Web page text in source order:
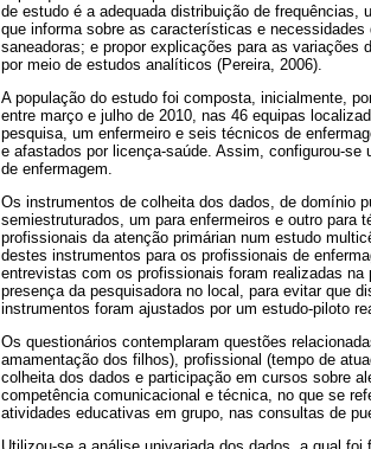
de estudo é a adequada distribuição de
que informa sobre as características e
saneadoras; e propor explicações para as variações
por meio de estudos analíticos (Pereira, 2006).
A população do estudo foi composta, inicialmente,
entre março e julho de 2010, nas 46 equipas
pesquisa, um enfermeiro e seis técnicos de
e afastados por licença-saúde. Assim, configurou-
de enfermagem.
Os instrumentos de colheita dos dados, de domínio
semiestruturados, um para enfer­meiros e outro para
profissionais da atenção primárian num estudo
destes instrumentos para os profissionais de
entrevistas com os profissionais foram realizadas
presença da pesquisadora no local, para evitar que
instrumentos foram ajustados por um estudo-piloto
Os questionários contemplaram questões
amamentação dos filhos), profissional (tempo de
colheita dos dados e participação em cursos sobre
competência comunicacional e técnica, no que se
atividades educativas em grupo, nas consultas de